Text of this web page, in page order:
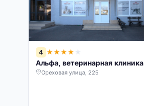
4 ★★★★ ★
Альфа, ветеринарная клиника
Ореховая улица, 225